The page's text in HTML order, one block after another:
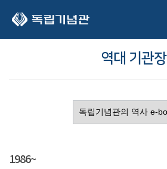
역대 기관장
1986~